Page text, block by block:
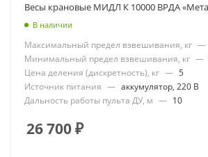
Весы крановые МИДЛ К 10000 ВРДА
В наличии
Максимальный предел взвешивания, кг —
Минимальный предел взвешивания, кг —
Цена деления (дискретность), кг — 5
Источник питания — аккумулятор, 220 В
Дальность работы пульта ДУ, м — 10
26 700₽